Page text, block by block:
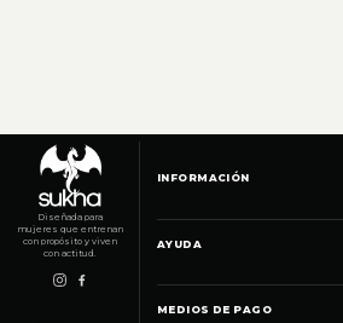
Diseñada para
mujeres que entrenan
con propósito y viven
con actitud.
INFORMACIÓN
AYUDA
MEDIOS DE PAGO